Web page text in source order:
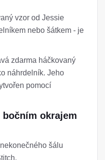
vzor od Jessie
nebo šátkem - je
zdarma háčkovaný
náhrdelník. Jeho
pomocí
bočním okrajem
šálu